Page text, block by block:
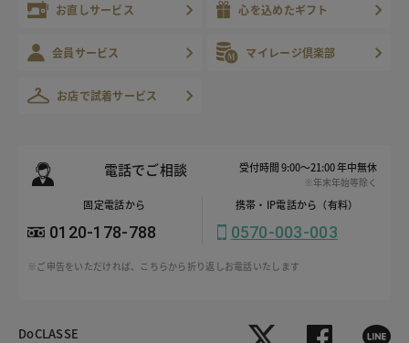
お直しサービス 心を込めたギフト
会員サービス マイレージ倶楽部
お店で試着サービス
電話でご相談 受付時間 9:00～21:00 年中無休
※年末年始等除く
固定電話から
0120-178-788
携帯・IP電話から（有料）
0570-003-003
※ご申告をいただければ、こちらから折り返しお電話いたします
DoCLASSE